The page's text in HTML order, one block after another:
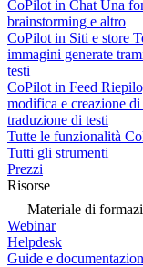
CoPilot in Chat Una
brainstorming e altro
CoPilot in Siti e store
immagini generate
testi
CoPilot in Feed
modifica e creazione
traduzione di testi
Tutte le funzionalità
Tutti gli strumenti
Prezzi
Risorse
Materiale di
Webinar
Helpdesk
Guide e